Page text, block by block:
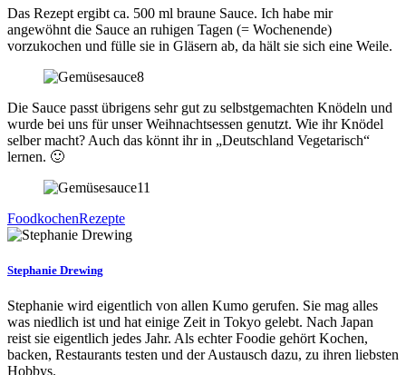
Das Rezept ergibt ca. 500 ml braune Sauce. Ich habe mir
angewöhnt die Sauce an ruhigen Tagen (= Wochenende)
vorzukochen und fülle sie in Gläsern ab, da hält sie sich eine Weile.
Die Sauce passt übrigens sehr gut zu selbstgemachten Knödeln und
wurde bei uns für unser Weihnachtsessen genutzt. Wie ihr Knödel
selber macht? Auch das könnt ihr in „Deutschland Vegetarisch“
lernen. 🙂
FoodkochenRezepte
Stephanie Drewing
Stephanie wird eigentlich von allen Kumo gerufen. Sie mag alles
was niedlich ist und hat einige Zeit in Tokyo gelebt. Nach Japan
reist sie eigentlich jedes Jahr. Als echter Foodie gehört Kochen,
backen, Restaurants testen und der Austausch dazu, zu ihren liebsten
Hobbys.